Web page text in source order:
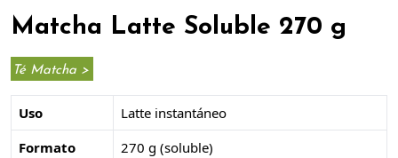
Matcha Latte Soluble 270 g
Té Matcha >
Uso
Latte instantáneo
Formato
270 g (soluble)